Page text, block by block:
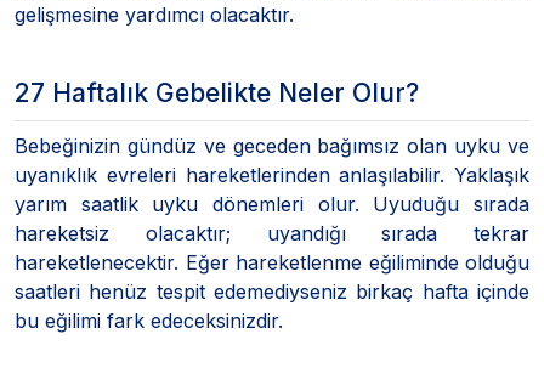
gelişmesine yardımcı olacaktır.
27 Haftalık Gebelikte Neler Olur?
Bebeğinizin gündüz ve geceden bağımsız olan uyku ve
uyanıklık evreleri hareketlerinden anlaşılabilir. Yaklaşık
yarım saatlik uyku dönemleri olur. Uyuduğu sırada
hareketsiz olacaktır; uyandığı sırada tekrar
hareketlenecektir. Eğer hareketlenme eğiliminde olduğu
saatleri henüz tespit edemediyseniz birkaç hafta içinde
bu eğilimi fark edeceksinizdir.